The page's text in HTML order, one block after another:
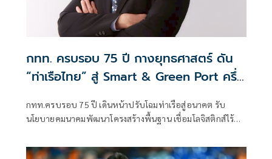
กทท. ครบรอบ 75 ปี กางยุทธศาสตร์ ดัน
“ท่าเรือไทย” สู่ Smart & Green Port ครึ่ง
กทท.ครบรอบ 75 ปี เดินหน้าปรับโฉมท่าเรือสู่อนาคต รับ
นโยบายคมนาคมพัฒนาโครงสร้างพื้นฐาน เชื่อมโลจิสติกส์ไร้
โชว์ผลงานครึ่งปีแรกกำไรกว่า 3.5 พันล้านบาท